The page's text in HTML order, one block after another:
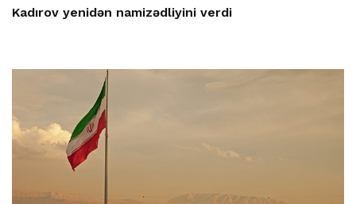
Kadırov yenidən namizədliyini verdi